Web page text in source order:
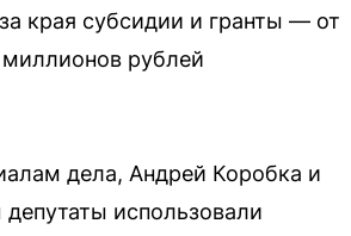
края субсидии и гранты — от
рублей
дела, Андрей Коробка и
использовали